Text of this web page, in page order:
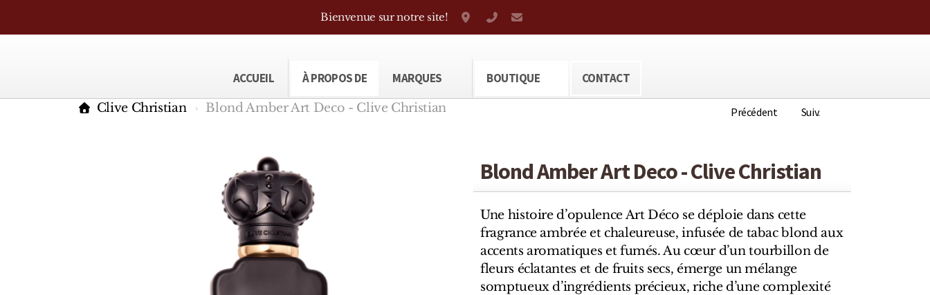
Bienvenue sur notre site! Grand-Rue 38, Genève
+41 22 310 38 75
ACCUEIL À PROPOS DE MARQUES BOUTIQUE CONTACT
Précédent Suiv.
Clive Christian Blond Amber Art Deco - Clive Christian
Blond Amber Art Deco - Clive Christian
Une histoire d’opulence Art Déco se déploie dans cette
fragrance ambrée et chaleureuse, infusée de tabac blond aux
accents aromatiques et fumés. Au cœur d’un tourbillon de
fleurs éclatantes et de fruits secs, émerge un mélange
somptueux d’ingrédients précieux, riche d’une complexité